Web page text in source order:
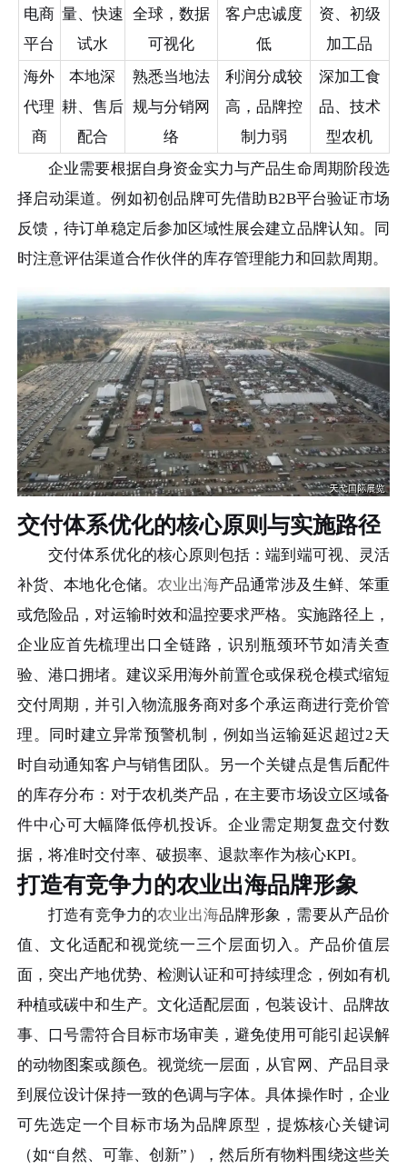
电商
平台
量、快速
试水
全球，数据
可视化
客户忠诚度
低
资、初级
加工品
海外
代理
商
本地深
耕、售后
配合
熟悉当地法
规与分销网
络
利润分成较
高，品牌控
制力弱
深加工食
品、技术
型农机
企业需要根据自身资金实力与产品生命周期阶段选
择启动渠道。例如初创品牌可先借助B2B平台验证市场
反馈，待订单稳定后参加区域性展会建立品牌认知。同
时注意评估渠道合作伙伴的库存管理能力和回款周期。
交付体系优化的核心原则与实施路径
交付体系优化的核心原则包括：端到端可视、灵活
补货、本地化仓储。 农业出海产品通常涉及生鲜、笨重
或危险品，对运输时效和温控要求严格。实施路径上，
企业应首先梳理出口全链路，识别瓶颈环节如清关查
验、港口拥堵。建议采用海外前置仓或保税仓模式缩短
交付周期，并引入物流服务商对多个承运商进行竞价管
理。同时建立异常预警机制，例如当运输延迟超过2天
时自动通知客户与销售团队。另一个关键点是售后配件
的库存分布：对于农机类产品，在主要市场设立区域备
件中心可大幅降低停机投诉。企业需定期复盘交付数
据，将准时交付率、破损率、退款率作为核心KPI。
打造有竞争力的农业出海品牌形象
打造有竞争力的农业出海品牌形象，需要从产品价
值、文化适配和视觉统一三个层面切入。产品价值层
面，突出产地优势、检测认证和可持续理念，例如有机
种植或碳中和生产。文化适配层面，包装设计、品牌故
事、口号需符合目标市场审美，避免使用可能引起误解
的动物图案或颜色。视觉统一层面，从官网、产品目录
到展位设计保持一致的色调与字体。具体操作时，企业
可先选定一个目标市场为品牌原型，提炼核心关键词
（如“自然、可靠、创新”），然后所有物料围绕这些关